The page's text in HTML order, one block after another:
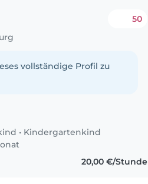
50
vollständige Profil zu
• Kindergartenkind
20,00 €/Stunde